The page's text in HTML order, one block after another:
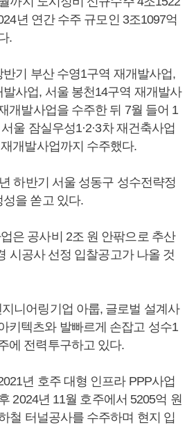
년 연간 수주 규모인 3조1097억
.
기 부산 수영1구역 재개발사업,
사업, 서울 봉천14구역 재개발사
개발사업을 수주한 뒤 7월 들어 1
울 잠실우성1·2·3차 재건축사업
개발사업까지 수주했다.
하반기 서울 성동구 성수전략정
을 쏟고 있다.
은 공사비 2조 원 안팎으로 추산
시공사 선정 입찰공고가 나올 것
니어링기업 아룹, 글로벌 설계사
키텍츠와 발빠르게 손잡고 성수1
에 전력투구하고 있다.
년 호주 대형 인프라 PPP사업
2024년 11월 호주에서 5205억 원
철 터널공사를 수주하며 현지 입